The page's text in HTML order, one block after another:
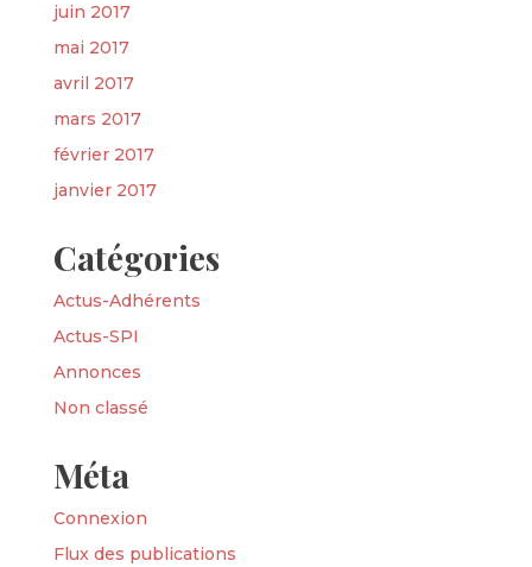
juin 2017
mai 2017
avril 2017
mars 2017
février 2017
janvier 2017
Catégories
Actus-Adhérents
Actus-SPI
Annonces
Non classé
Méta
Connexion
Flux des publications